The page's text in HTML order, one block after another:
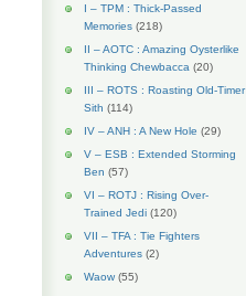
I – TPM : Thick-Passed
Memories (218)
II – AOTC : Amazing Oysterlike
Thinking Chewbacca (20)
III – ROTS : Roasting Old-Timer
Sith (114)
IV – ANH : A New Hole (29)
V – ESB : Extended Storming
Ben (57)
VI – ROTJ : Rising Over-
Trained Jedi (120)
VII – TFA : Tie Fighters
Adventures (2)
Waow (55)